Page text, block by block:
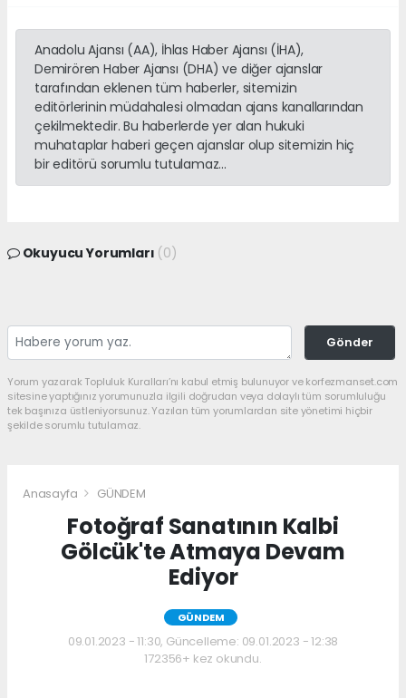
Anadolu Ajansı (AA), İhlas Haber Ajansı (İHA),
Demirören Haber Ajansı (DHA) ve diğer ajanslar
tarafından eklenen tüm haberler, sitemizin
editörlerinin müdahalesi olmadan ajans kanallarından
çekilmektedir. Bu haberlerde yer alan hukuki
muhataplar haberi geçen ajanslar olup sitemizin hiç
bir editörü sorumlu tutulamaz...
Okuyucu Yorumları (0)
Gönder
Yorum yazarak Topluluk Kuralları’nı kabul etmiş bulunuyor ve korfezmanset.com
sitesine yaptığınız yorumunuzla ilgili doğrudan veya dolaylı tüm sorumluluğu
tek başınıza üstleniyorsunuz. Yazılan tüm yorumlardan site yönetimi hiçbir
şekilde sorumlu tutulamaz.
Anasayfa GÜNDEM
Fotoğraf Sanatının Kalbi
Gölcük'te Atmaya Devam
Ediyor
GÜNDEM
09.01.2023 - 11:30, Güncelleme: 09.01.2023 - 12:38
172356+ kez okundu.